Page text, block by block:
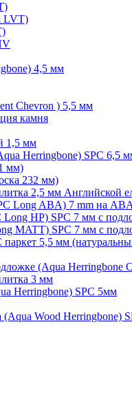
LVT)
4,5 мм
Chevron ) 5,5 мм
камня
1,5 мм
Herringbone) SPC 6,5
мм)
232 мм)
2,5 мм Английской
Long ABA) 7 mm на
HP) SPC 7 мм с
MATT) SPC 7 мм с
5,5 мм
(Aqua Herringbone
3 мм
Herringbone) SPC 5мм
Wood Herringbone)